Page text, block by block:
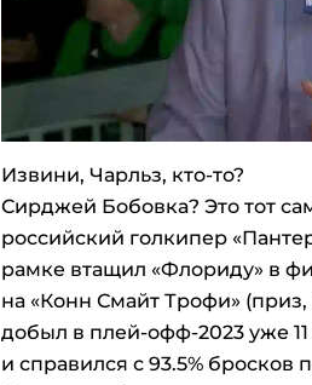
Извини, Чарльз, кто-то?
Сирджей Бобовка? Это тот
российский голкипер
рамке втащил «Флориду» в
на «Конн Смайт Трофи»
добыл в плей-офф-2023 уже
и справился с 93.5% бросков